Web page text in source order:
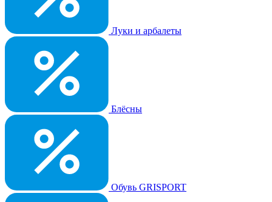
Луки и арбалеты
Блёсны
Обувь GRISPORT